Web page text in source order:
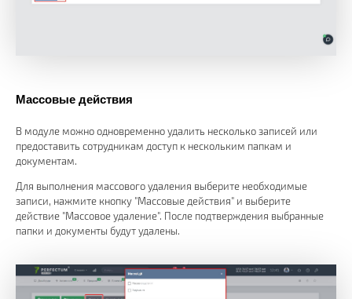
Массовые действия
В модуле можно одновременно удалить несколько записей или
предоставить сотрудникам доступ к нескольким папкам и
документам.
Для выполнения массового удаления выберите необходимые
записи, нажмите кнопку "Массовые действия" и выберите
действие "Массовое удаление". После подтверждения выбранные
папки и документы будут удалены.